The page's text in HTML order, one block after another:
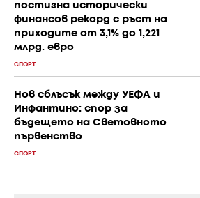
постигна исторически
финансов рекорд с ръст на
приходите от 3,1% до 1,221
млрд. евро
СПОРТ
Нов сблъсък между УЕФА и
Инфантино: спор за
бъдещето на Световното
първенство
СПОРТ